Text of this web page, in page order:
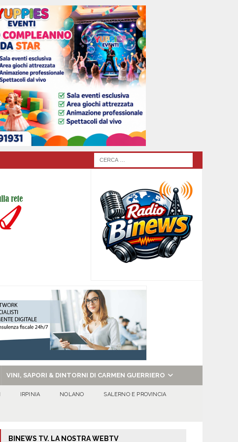
VINI, SAPORI & DINTORNI DI CARMEN GUERRIERO
IRPINIA NOLANO SALERNO E PROVINCIA
BINEWS TV. LA NOSTRA WEBTV